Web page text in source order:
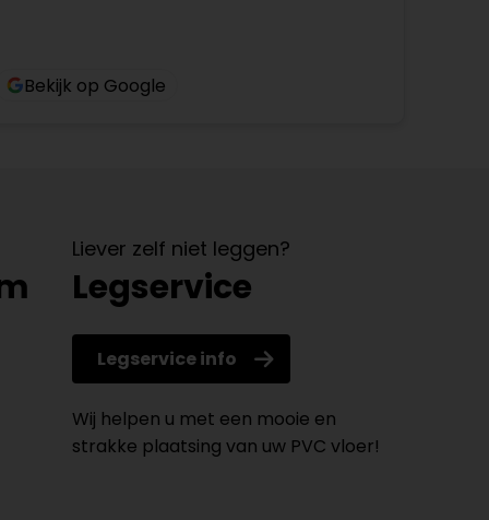
Bekijk op Google
Liever zelf niet leggen?
Legservice
Legservice info
Wij helpen u met een mooie en
strakke plaatsing van uw PVC vloer!